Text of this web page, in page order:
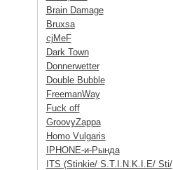
Brain Damage
Bruxsa
cjMeF
Dark Town
Donnerwetter
Double Bubble
FreemanWay
Fuck off
GroovyZappa
Homo Vulgaris
IPHONE-и-Рында
ITS (Stinkie/ S.T.I.N.K.I.E/ Sti/